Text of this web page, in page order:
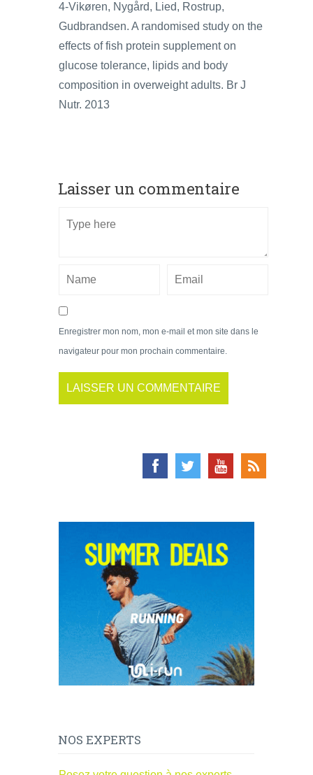
4-Vikøren, Nygård, Lied, Rostrup,
Gudbrandsen. A randomised study on the
effects of fish protein supplement on
glucose tolerance, lipids and body
composition in overweight adults. Br J
Nutr. 2013
Laisser un commentaire
Enregistrer mon nom, mon e-mail et mon site dans le
navigateur pour mon prochain commentaire.
NOS EXPERTS